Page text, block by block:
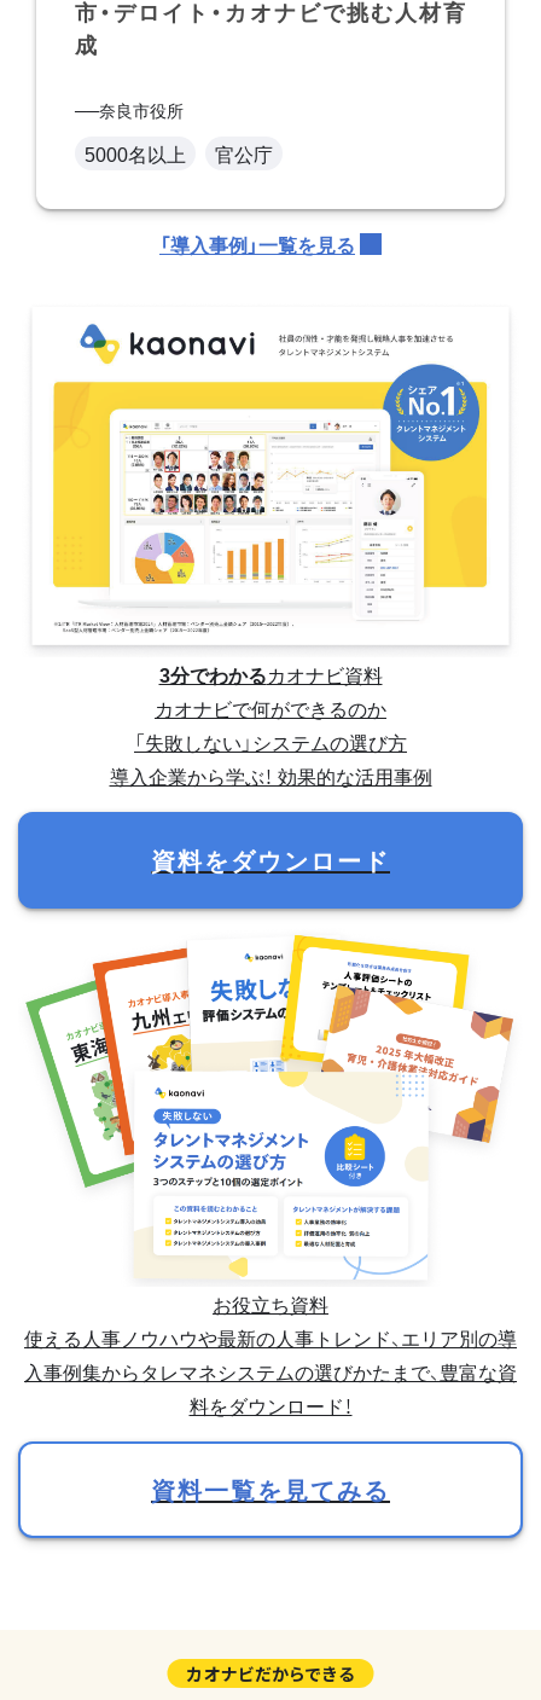
市・デロイト・カオナビで挑む人材育
成
奈良市役所
5000名以上 官公庁
「導入事例」一覧を見る
3分でわかるカオナビ資料
カオナビで何ができるのか
「失敗しない」システムの選び方
導入企業から学ぶ！ 効果的な活用事例
資料をダウンロード
お役立ち資料
使える人事ノウハウや最新の人事トレンド、エリア別の導
入事例集からタレマネシステムの選びかたまで、豊富な資
料をダウンロード！
資料一覧を見てみる
カオナビだからできる